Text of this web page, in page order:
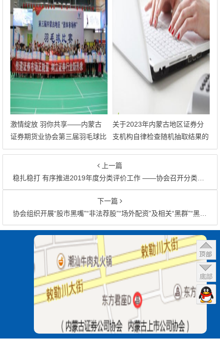
激情绽放 羽你共享——内蒙古
证券期货业协会第三届羽毛球比
赛圆满落幕
关于2023年内蒙古地区证券分
支机构自律检查随机抽取结果的
公告
上一篇
稳扎稳打 有序推进2019年度分类评价工作 ——协会召开分类评价现场检查问题研讨会
下一篇
协会组织开展“股市黑嘴”“非法荐股”“场外配资”及相关“黑群”“黑APP”专项整治宣传活动